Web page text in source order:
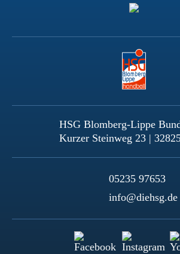
HSG Blomberg-Lippe
Kurzer Steinweg 23 |
05235 97653
info@diehsg.de